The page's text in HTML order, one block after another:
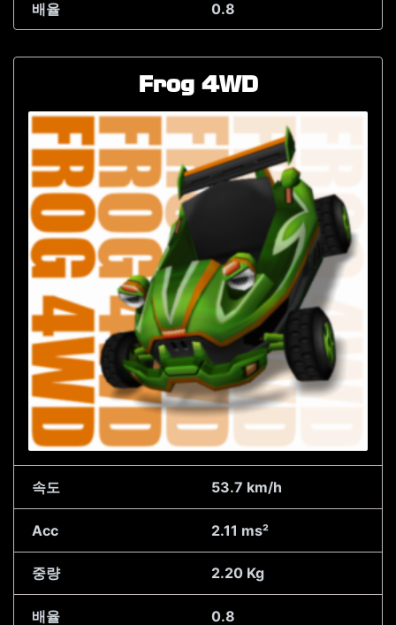
배율 0.8
Frog 4WD
속도 53.7 km/h
Acc 2.11 ms²
중량 2.20 Kg
배율 0.8